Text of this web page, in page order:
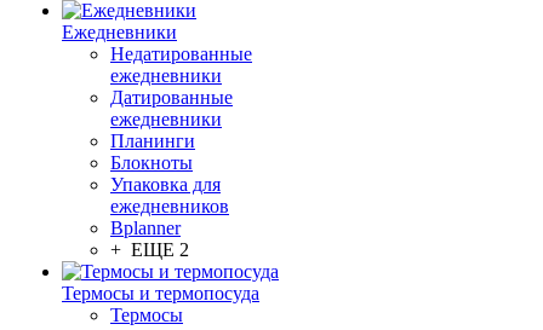
Ежедневники
Недатированные
ежедневники
Датированные
ежедневники
Планинги
Блокноты
Упаковка для
ежедневников
Bplanner
+ ЕЩЕ 2
Термосы и термопосуда
Термосы